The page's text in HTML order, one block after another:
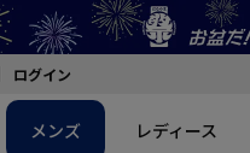
ログイン
メンズ レディース